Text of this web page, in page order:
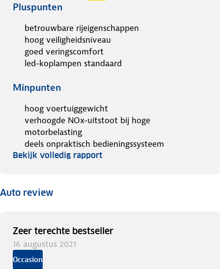
Pluspunten
betrouwbare rijeigenschappen
hoog veiligheidsniveau
goed veringscomfort
led-koplampen standaard
Minpunten
hoog voertuiggewicht
verhoogde NOx-uitstoot bij hoge
motorbelasting
deels onpraktisch bedieningssysteem
Bekijk volledig rapport
Auto review
Zeer terechte bestseller
16 augustus 2021
Occasion